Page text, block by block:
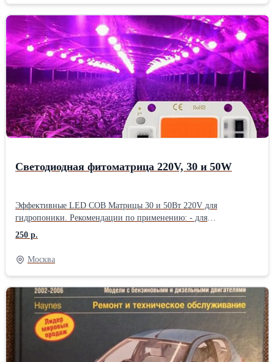
Светодиодная фитоматрица 220V, 30 и 50W
Эффективные LED COB Матрицы 30 и 50Вт 220V для
гидропоники. Рекомендации по применению: - для
выращивания полной светокультуры ( от семени до цветения
при полном отсутствии солнца); - как универсальная матрица
для разных типов растений и стадий (например, Вы хотите
весной выращивать рассаду, а зимой подсвечивать взрослые
цветы) Экологична - не содержит ртути и не требует особых
условий утилизации. Не влияет на влажность воздуха в теплице.
Благодаря специальному спектру света улучшает урожайность.
Экономит ваши время и деньги! Технические характеристики:
Цвет свечения: полный спектр 380-840nm Напряжение: 220 В
Размеры: 60х40х3мм Угол: 120 градусов Мощность: 30W - цена
250 руб. Мощность: 50W - цена 250 руб. Внимание! Необходимо
250 р.
Москва